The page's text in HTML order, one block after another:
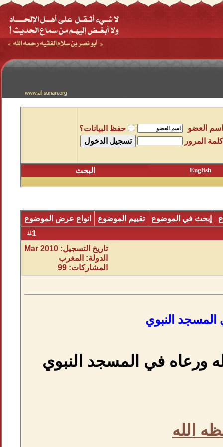
اسم العضو
حفظ البيانات؟
كلمة المرور
English البحث
إبحث في الموضوع تقييم الموضوع
انواع عرض الموضوع
1
تاريخ التسجيل: Mar 2010
الدولة: المغرب
المشاركات: 99
النبوي
في المسجد النبوي
الله